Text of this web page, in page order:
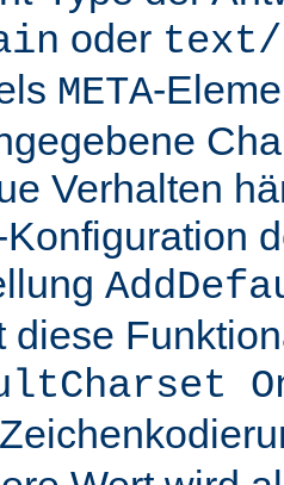
oder text/
META-
Verhalten
diese